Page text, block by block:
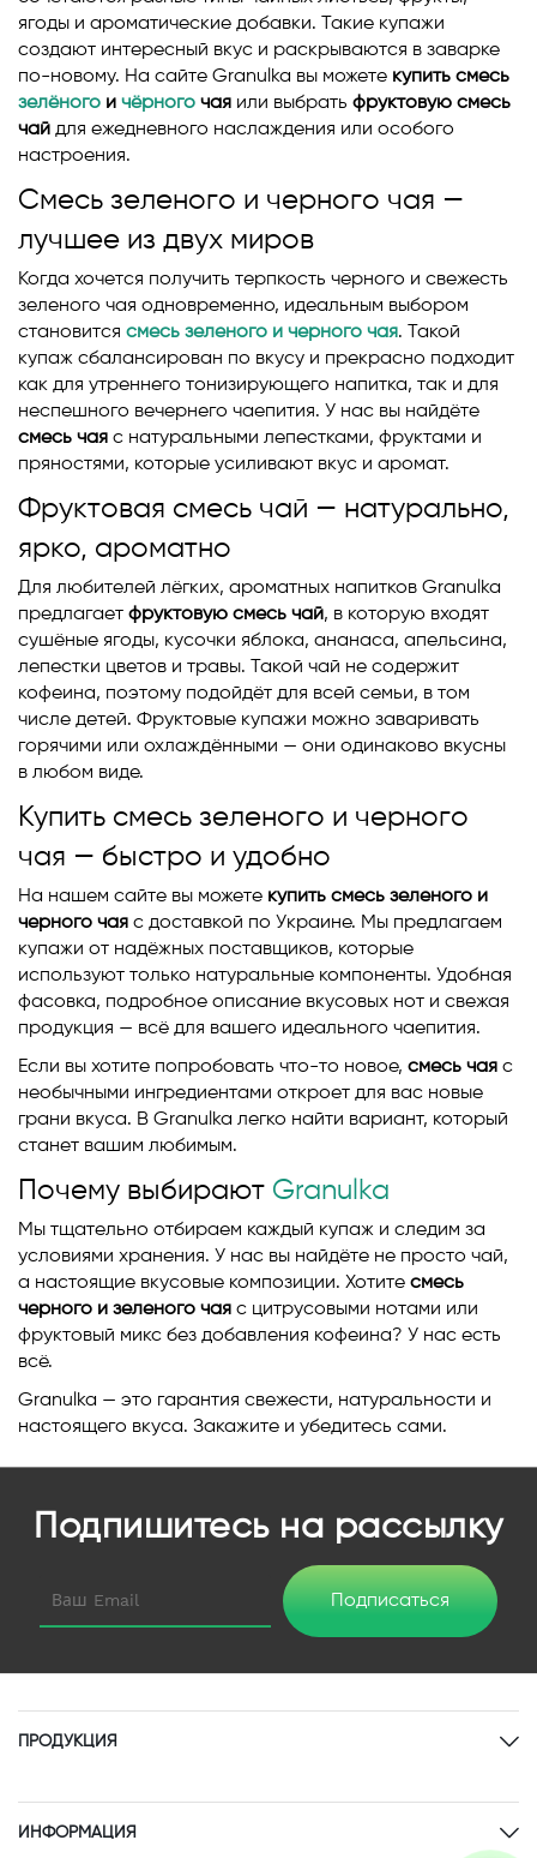
ягоды и ароматические добавки. Такие купажи
создают интересный вкус и раскрываются в заварке
по-новому. На сайте Granulka вы можете купить смесь
зелёного и чёрного чая или выбрать фруктовую смесь
чай для ежедневного наслаждения или особого
настроения.
Смесь зеленого и черного чая —
лучшее из двух миров
Когда хочется получить терпкость черного и свежесть
зеленого чая одновременно, идеальным выбором
становится смесь зеленого и черного чая. Такой
купаж сбалансирован по вкусу и прекрасно подходит
как для утреннего тонизирующего напитка, так и для
неспешного вечернего чаепития. У нас вы найдёте
смесь чая с натуральными лепестками, фруктами и
пряностями, которые усиливают вкус и аромат.
Фруктовая смесь чай — натурально,
ярко, ароматно
Для любителей лёгких, ароматных напитков Granulka
предлагает фруктовую смесь чай, в которую входят
сушёные ягоды, кусочки яблока, ананаса, апельсина,
лепестки цветов и травы. Такой чай не содержит
кофеина, поэтому подойдёт для всей семьи, в том
числе детей. Фруктовые купажи можно заваривать
горячими или охлаждёнными — они одинаково вкусны
в любом виде.
Купить смесь зеленого и черного
чая — быстро и удобно
На нашем сайте вы можете купить смесь зеленого и
черного чая с доставкой по Украине. Мы предлагаем
купажи от надёжных поставщиков, которые
используют только натуральные компоненты. Удобная
фасовка, подробное описание вкусовых нот и свежая
продукция — всё для вашего идеального чаепития.
Если вы хотите попробовать что-то новое, смесь чая с
необычными ингредиентами откроет для вас новые
грани вкуса. В Granulka легко найти вариант, который
станет вашим любимым.
Почему выбирают Granulka
Мы тщательно отбираем каждый купаж и следим за
условиями хранения. У нас вы найдёте не просто чай,
а настоящие вкусовые композиции. Хотите смесь
черного и зеленого чая с цитрусовыми нотами или
фруктовый микс без добавления кофеина? У нас есть
всё.
Granulka — это гарантия свежести, натуральности и
настоящего вкуса. Закажите и убедитесь сами.
Подпишитесь на рассылку
Подписаться
ПРОДУКЦИЯ
ИНФОРМАЦИЯ